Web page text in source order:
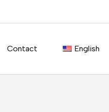
Contact English